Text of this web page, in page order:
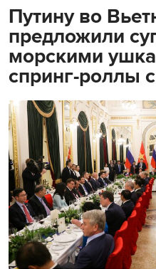
Путину во
предложили
морскими
спринг-роллы